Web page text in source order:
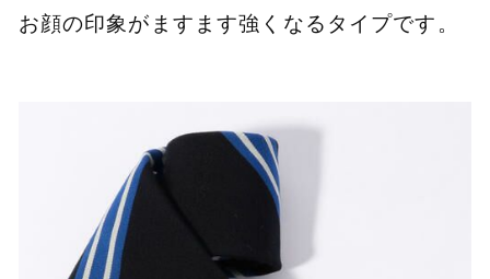
お顔の印象がますます強くなるタイプです。